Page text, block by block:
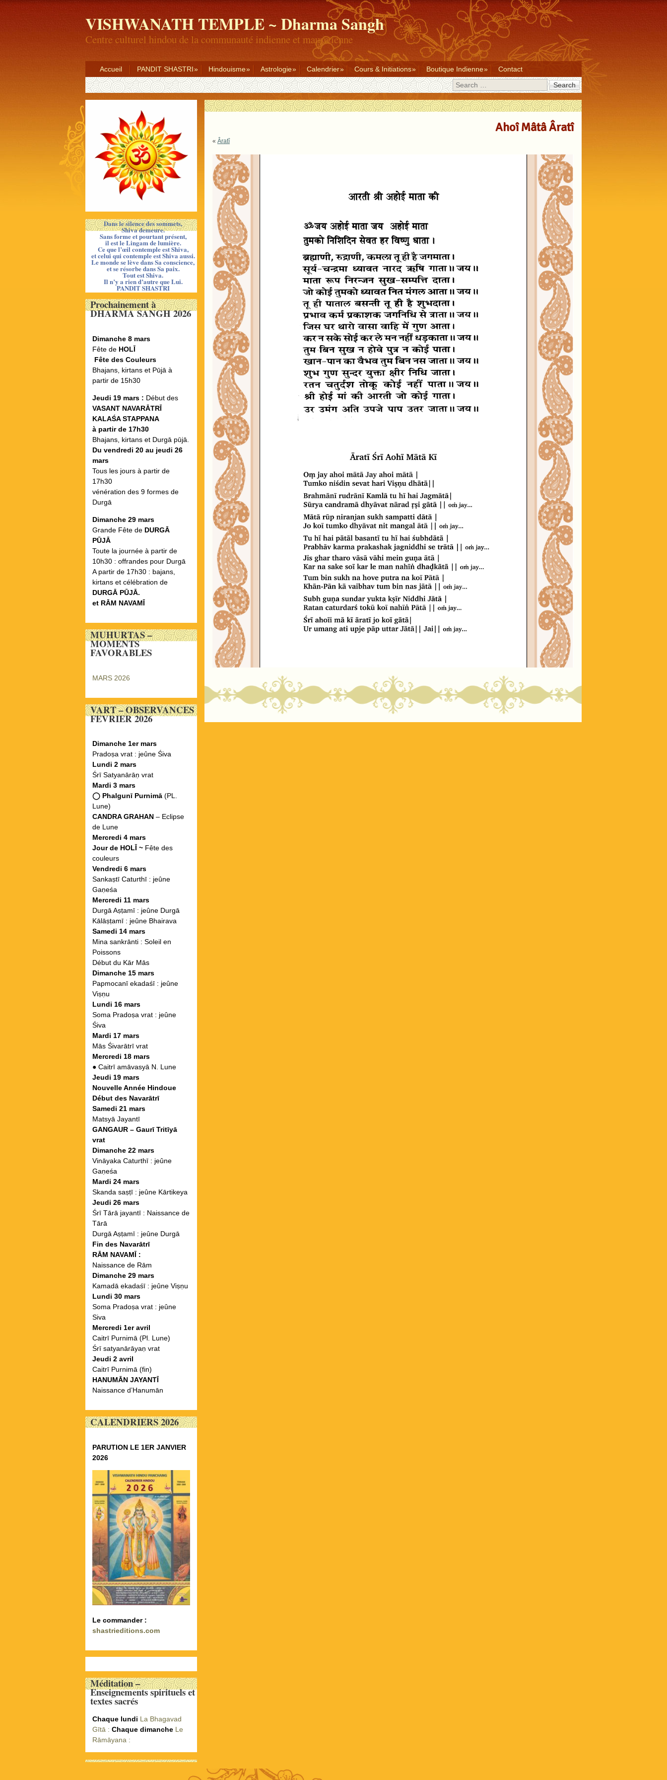
VISHWANATH TEMPLE ~ Dharma Sangh
Centre culturel hindou de la communauté indienne et mauricienne
Accueil PANDIT SHASTRI Hindouisme Astrologie Calendrier Cours & Initiations Boutique Indienne
Contact
Search
Ahoî Mâtâ Âratî
« Âratî
Dans le silence des sommets,
Shiva demeure.
Sans forme et pourtant présent,
il est le Lingam de lumière.
Ce que l’œil contemple est Shiva,
et celui qui contemple est Shiva aussi.
Le monde se lève dans Sa conscience,
et se résorbe dans Sa paix.
Tout est Shiva.
Il n’y a rien d’autre que Lui.
PANDIT SHASTRI
Prochainement à
DHARMA SANGH 2026
Dimanche 8 mars
Fête de HOLĪ
Fête des Couleurs
Bhajans, kirtans et Pūjā à
partir de 15h30
Jeudi 19 mars : Début des
VASANT NAVARᾹTRĪ
KALAŚA STAPPANA
à partir de 17h30
Bhajans, kirtans et Durgā pūjā.
Du vendredi 20 au jeudi 26
mars
Tous les jours à partir de
17h30
vénération des 9 formes de
Durgā
Dimanche 29 mars
Grande Fête de DURGᾹ
PŪJᾹ
Toute la journée à partir de
10h30 : offrandes pour Durgā
A partir de 17h30 : bajans,
kirtans et célébration de
DURGᾹ PŪJᾹ.
et RᾹM NAVAMĪ
MUHURTAS –
MOMENTS
FAVORABLES
MARS 2026
VART – OBSERVANCES
FEVRIER 2026
Dimanche 1er mars
Pradoṣa vrat : jeûne Śiva
Lundi 2 mars
Śrī Satyanārāṇ vrat
Mardi 3 mars
◯ Phalgunī Purnimā(PL.
Lune)
CANDRA GRAHAN – Eclipse
de Lune
Mercredi 4 mars
Jour de HOLĪ ~ Fête des
couleurs
Vendredi 6 mars
Sankaṣtī Caturthī : jeûne
Gaṇeśa
Mercredi 11 mars
Durgā Aṣṭamī : jeûne Durgā
Kālāṣṭamī : jeûne Bhairava
Samedi 14 mars
Mina sankrānti : Soleil en
Poissons
Début du Kār Mās
Dimanche 15 mars
Papmocanī ekadaśī : jeûne
Viṣṇu
Lundi 16 mars
Soma Pradoṣa vrat : jeûne
Śiva
Mardi 17 mars
Mās Śivarātrī vrat
Mercredi 18 mars
●Caitrī amāvasyā N. Lune
Jeudi 19 mars
Nouvelle Année Hindoue
Début des Navarātrī
Samedi 21 mars
Matsyā Jayantī
GANGAUR – Gaurī Tritīyā
vrat
Dimanche 22 mars
Vināyaka Caturthī : jeûne
Gaṇeśa
Mardi 24 mars
Skanda saṣṭī : jeûne Kārtikeya
Jeudi 26 mars
Śrī Tārā jayantī : Naissance de
Tārā
Durgā Aṣṭamī : jeûne Durgā
Fin des Navarātrī
RĀM NAVAMĪ :
Naissance de Rām
Dimanche 29 mars
Kamadā ekadaśī : jeûne Viṣṇu
Lundi 30 mars
Soma Pradoṣa vrat : jeûne
Siva
Mercredi 1er avril
Caitrī Purnimā (Pl. Lune)
Śrī satyanārāyaṇ vrat
Jeudi 2 avril
Caitrī Purnimā (fin)
HANUMĀN JAYANTĪ
Naissance d’Hanumān
CALENDRIERS 2026
PARUTION LE 1ER JANVIER
2026
Le commander :
shastrieditions.com
Méditation –
Enseignements spirituels et
textes sacrés
Chaque lundi La Bhagavad
Gītā : Chaque dimanche Le
Rāmāyana :